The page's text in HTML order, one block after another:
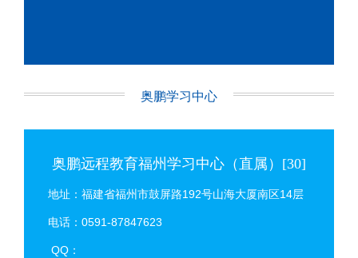
奥鹏学习中心
奥鹏远程教育福州学习中心（直属）[30]
地址：福建省福州市鼓屏路192号山海大厦南区14层
电话：0591-87847623
QQ：